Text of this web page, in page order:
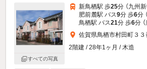
すべての写真
新鳥栖駅 歩25分 （九州
肥前麓駅 バス9分 歩6分
鳥栖駅 バス21分 歩6分
佐賀県鳥栖市村田町３３
2階建 / 28年1ヶ月 / 木造